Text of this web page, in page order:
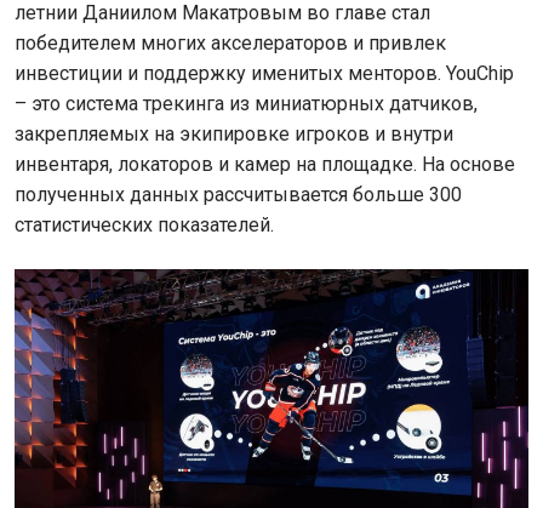
летнии Даниилом Макатровым во главе стал
победителем многих акселераторов и привлек
инвестиции и поддержку именитых менторов. YouChip
– это система трекинга из миниатюрных датчиков,
закрепляемых на экипировке игроков и внутри
инвентаря, локаторов и камер на площадке. На основе
полученных данных рассчитывается больше 300
статистических показателей.